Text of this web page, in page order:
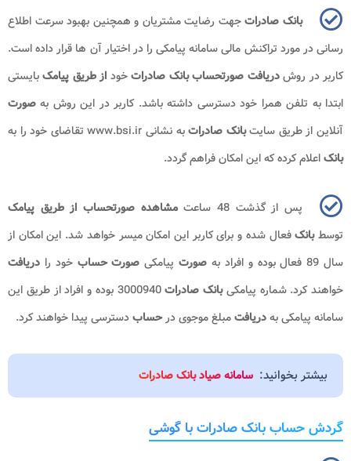
بانک صادراتجهت رضایت مشتریان و همچنین بهبود سرعت اطلاع
رسانی در مورد تراکنش مالی سامانه پیامکی را در اختیار آن ها قرار داده است.
کاربر در روشدریافت صورتحساب بانک صادراتخود از طریق پیامکبایستی
ابتدا به تلفن همرا خود دسترسی داشته باشد. کاربر در این روش به صورت
آنلاین از طریق سایتبانک صادراتبه نشانی www.bsi.irتقاضای خود را به
بانکاعلام کرده که این امکان فراهم گردد.
پس از گذشت 48 ساعت
مشاهده صورتحساب از طریق پیامک
توسطبانکفعال شده و برای کاربر این امکان میسر خواهد شد. این امکان از
سال 89 فعال بوده و افراد به
صورت پیامکی صورت حسابخود را دریافت
خواهند کرد. شماره پیامکیبانک صادرات
3000940 بوده و افراد از طریق این
سامانه پیامکی بهدریافتمبلغ موجوی درحسابدسترسی پیدا خواهند کرد.
بیشتر بخوانید: سامانه صیاد بانک صادرات
گردش حساب بانک صادرات با گوشی